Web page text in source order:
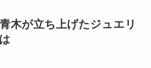
木が立ち上げたジュエリ